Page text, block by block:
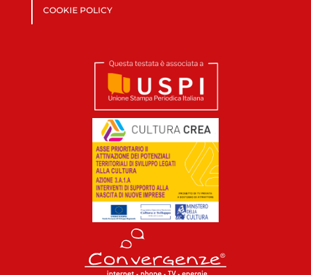
COOKIE POLICY